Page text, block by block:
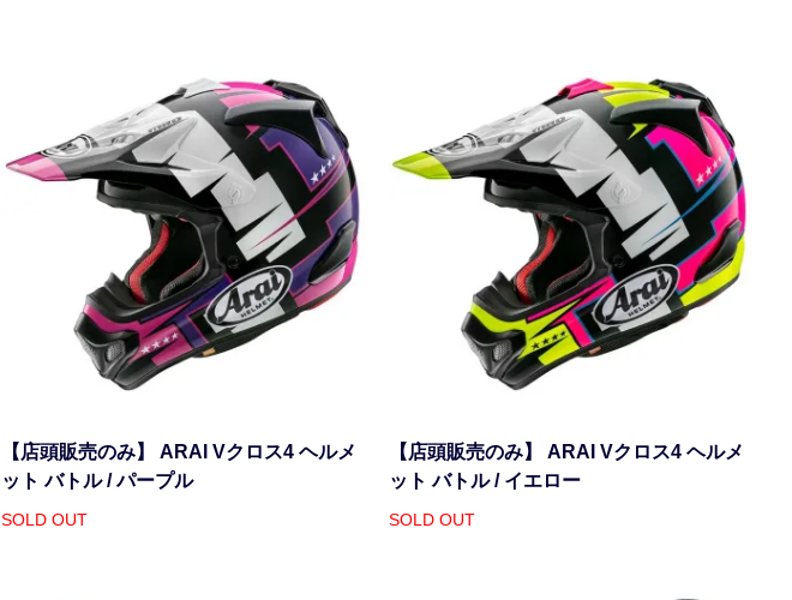
【店頭販売のみ】 ARAI Vクロス4 ヘルメ
ット バトル / パープル
SOLD OUT
【店頭販売のみ】 ARAI Vクロス4 ヘルメ
ット バトル / イエロー
SOLD OUT